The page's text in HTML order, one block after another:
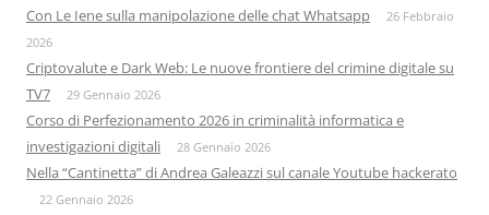
Con Le Iene sulla manipolazione delle chat Whatsapp
26 Febbraio
2026
Criptovalute e Dark Web: Le nuove frontiere del crimine digitale su
TV7
29 Gennaio 2026
Corso di Perfezionamento 2026 in criminalità informatica e
investigazioni digitali
28 Gennaio 2026
Nella “Cantinetta” di Andrea Galeazzi sul canale Youtube hackerato
22 Gennaio 2026